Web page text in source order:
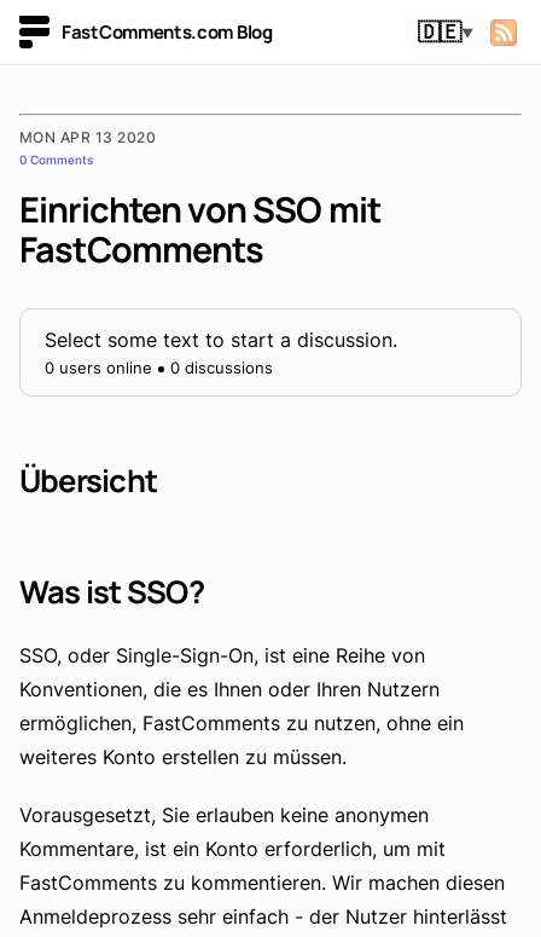
FastComments.com Blog 🇩🇪▼
MON APR 13 2020
0 Comments
Einrichten von SSO mit
FastComments
Select some text to start a discussion.
0 users online 0 discussions
Übersicht
Was ist SSO?
SSO, oder Single-Sign-On, ist eine Reihe von
Konventionen, die es Ihnen oder Ihren Nutzern
ermöglichen, FastComments zu nutzen, ohne ein
weiteres Konto erstellen zu müssen.
Vorausgesetzt, Sie erlauben keine anonymen
Kommentare, ist ein Konto erforderlich, um mit
FastComments zu kommentieren. Wir machen diesen
Anmeldeprozess sehr einfach - der Nutzer hinterlässt